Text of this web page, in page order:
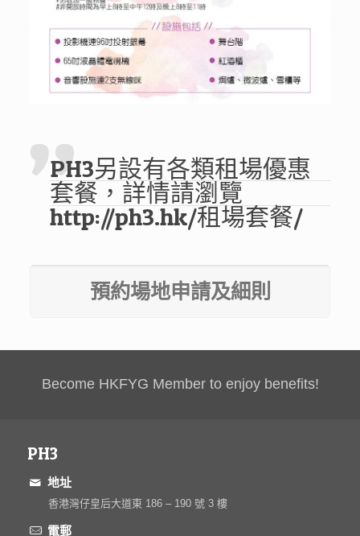
PH3另設有各類租場優惠
套餐，詳情請瀏覽
http://ph3.hk/租場套餐/
預約場地申請及細則
Become HKFYG Member to enjoy benefits!
PH3
地址
香港灣仔皇后大道東 186 – 190 號 3 樓
電郵